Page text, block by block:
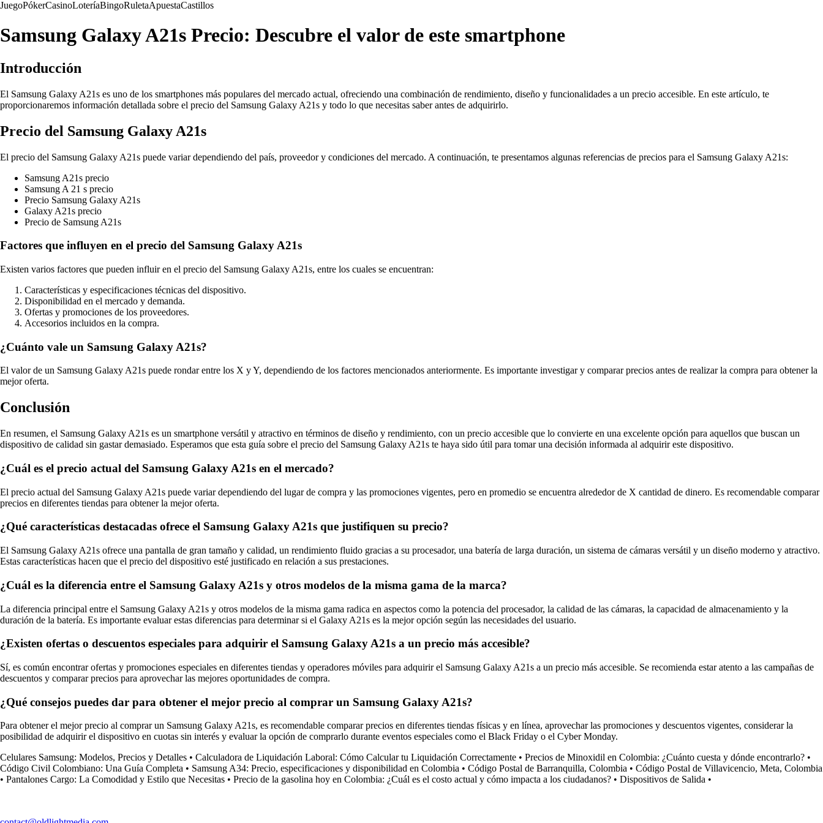
JuegoPókerCasinoLoteríaBingoRuletaApuestaCastillos
Samsung Galaxy A21s Precio: Descubre el valor de este smartphone
Introducción
El Samsung Galaxy A21s es uno de los smartphones más populares del mercado actual, ofreciendo una combinación de rendimiento, diseño y funcionalidades a un precio accesible. En este artículo, te
proporcionaremos información detallada sobre el precio del Samsung Galaxy A21s y todo lo que necesitas saber antes de adquirirlo.
Precio del Samsung Galaxy A21s
El precio del Samsung Galaxy A21s puede variar dependiendo del país, proveedor y condiciones del mercado. A continuación, te presentamos algunas referencias de precios para el Samsung Galaxy A21s:
Samsung A21s precio
Samsung A 21 s precio
Precio Samsung Galaxy A21s
Galaxy A21s precio
Precio de Samsung A21s
Factores que influyen en el precio del Samsung Galaxy A21s
Existen varios factores que pueden influir en el precio del Samsung Galaxy A21s, entre los cuales se encuentran:
Características y especificaciones técnicas del dispositivo.
Disponibilidad en el mercado y demanda.
Ofertas y promociones de los proveedores.
Accesorios incluidos en la compra.
¿Cuánto vale un Samsung Galaxy A21s?
El valor de un Samsung Galaxy A21s puede rondar entre los X y Y, dependiendo de los factores mencionados anteriormente. Es importante investigar y comparar precios antes de realizar la compra para obtener la
mejor oferta.
Conclusión
En resumen, el Samsung Galaxy A21s es un smartphone versátil y atractivo en términos de diseño y rendimiento, con un precio accesible que lo convierte en una excelente opción para aquellos que buscan un
dispositivo de calidad sin gastar demasiado. Esperamos que esta guía sobre el precio del Samsung Galaxy A21s te haya sido útil para tomar una decisión informada al adquirir este dispositivo.
¿Cuál es el precio actual del Samsung Galaxy A21s en el mercado?
El precio actual del Samsung Galaxy A21s puede variar dependiendo del lugar de compra y las promociones vigentes, pero en promedio se encuentra alrededor de X cantidad de dinero. Es recomendable comparar
precios en diferentes tiendas para obtener la mejor oferta.
¿Qué características destacadas ofrece el Samsung Galaxy A21s que justifiquen su precio?
El Samsung Galaxy A21s ofrece una pantalla de gran tamaño y calidad, un rendimiento fluido gracias a su procesador, una batería de larga duración, un sistema de cámaras versátil y un diseño moderno y atractivo.
Estas características hacen que el precio del dispositivo esté justificado en relación a sus prestaciones.
¿Cuál es la diferencia entre el Samsung Galaxy A21s y otros modelos de la misma gama de la marca?
La diferencia principal entre el Samsung Galaxy A21s y otros modelos de la misma gama radica en aspectos como la potencia del procesador, la calidad de las cámaras, la capacidad de almacenamiento y la
duración de la batería. Es importante evaluar estas diferencias para determinar si el Galaxy A21s es la mejor opción según las necesidades del usuario.
¿Existen ofertas o descuentos especiales para adquirir el Samsung Galaxy A21s a un precio más accesible?
Sí, es común encontrar ofertas y promociones especiales en diferentes tiendas y operadores móviles para adquirir el Samsung Galaxy A21s a un precio más accesible. Se recomienda estar atento a las campañas de
descuentos y comparar precios para aprovechar las mejores oportunidades de compra.
¿Qué consejos puedes dar para obtener el mejor precio al comprar un Samsung Galaxy A21s?
Para obtener el mejor precio al comprar un Samsung Galaxy A21s, es recomendable comparar precios en diferentes tiendas físicas y en línea, aprovechar las promociones y descuentos vigentes, considerar la
posibilidad de adquirir el dispositivo en cuotas sin interés y evaluar la opción de comprarlo durante eventos especiales como el Black Friday o el Cyber Monday.
Celulares Samsung: Modelos, Precios y Detalles • Calculadora de Liquidación Laboral: Cómo Calcular tu Liquidación Correctamente • Precios de Minoxidil en Colombia: ¿Cuánto cuesta y dónde encontrarlo? •
Código Civil Colombiano: Una Guía Completa • Samsung A34: Precio, especificaciones y disponibilidad en Colombia • Código Postal de Barranquilla, Colombia • Código Postal de Villavicencio, Meta, Colombia
• Pantalones Cargo: La Comodidad y Estilo que Necesitas • Precio de la gasolina hoy en Colombia: ¿Cuál es el costo actual y cómo impacta a los ciudadanos? • Dispositivos de Salida •